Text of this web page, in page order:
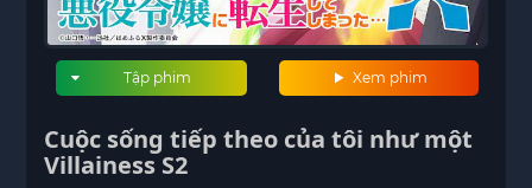
Xem phim
Tập phim
Cuộc sống tiếp theo của tôi như một
Villainess S2